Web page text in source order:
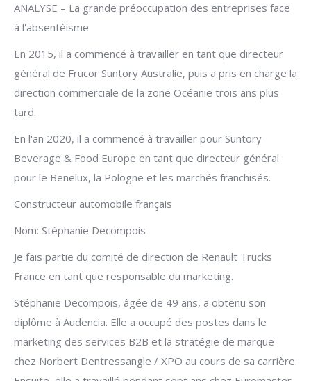
ANALYSE – La grande préoccupation des entreprises face
à l'absentéisme
En 2015, il a commencé à travailler en tant que directeur
général de Frucor Suntory Australie, puis a pris en charge la
direction commerciale de la zone Océanie trois ans plus
tard.
En l'an 2020, il a commencé à travailler pour Suntory
Beverage & Food Europe en tant que directeur général
pour le Benelux, la Pologne et les marchés franchisés.
Constructeur automobile français
Nom: Stéphanie Decompois
Je fais partie du comité de direction de Renault Trucks
France en tant que responsable du marketing.
Stéphanie Decompois, âgée de 49 ans, a obtenu son
diplôme à Audencia. Elle a occupé des postes dans le
marketing des services B2B et la stratégie de marque
chez Norbert Dentressangle / XPO au cours de sa carrière.